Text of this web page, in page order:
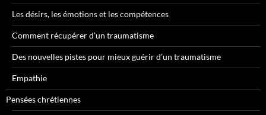
Les désirs, les émotions et les compétences
Comment récupérer d’un traumatisme
Des nouvelles pistes pour mieux guérir d’un traumatisme
Empathie
Pensées chrétiennes